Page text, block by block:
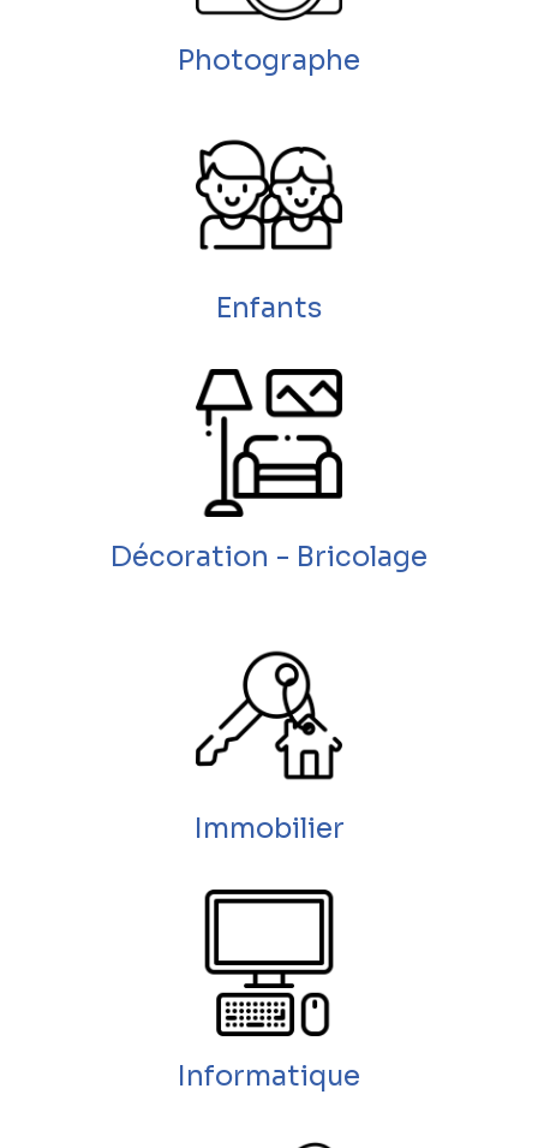
Photographe
Enfants
Décoration - Bricolage
Immobilier
Informatique